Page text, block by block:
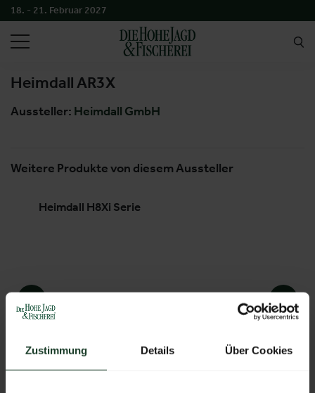
Zustimmung Details Über Cookies
18. - 21. Februar 2027
SUCHEN
Heimdall AR3X
Aussteller: Heimdall GmbH
Weitere Produkte von diesem Aussteller
Heimdall H8Xi Serie